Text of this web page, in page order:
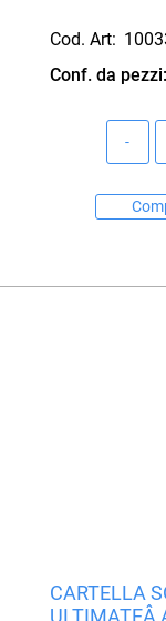
Cod. Art:
Conf. da pezzi:
CARTELLA
ULTIMATEÂ